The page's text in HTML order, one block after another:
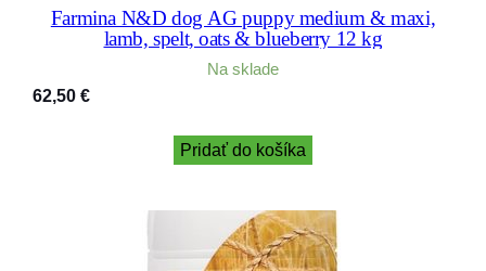
Farmina N&D dog AG puppy medium & maxi,
lamb, spelt, oats & blueberry 12 kg
Na sklade
62,50 €
Pridať do košíka